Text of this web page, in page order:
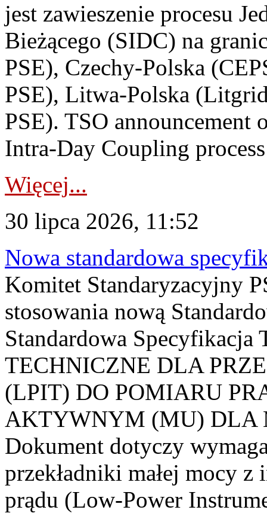
jest zawieszenie procesu
Bieżącego (SIDC) na
PSE), Czechy-Polska
PSE), Litwa-Polska
PSE). TSO announcement
Intra-Day Coupling
Więcej...
30 lipca 2026, 11:52
Nowa standardowa
Komitet Standaryzacyjny
stosowania nową
Standardowa
TECHNICZNE DLA
(LPIT) DO POMIARU
AKTYWNYM (MU) DLA
Dokument dotyczy
przekładniki małej mocy
prądu (Low-Power